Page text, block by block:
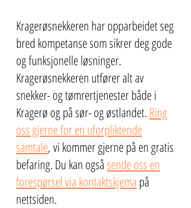
Kragerøsnekkeren har opparbeidet seg
bred kompetanse som sikrer deg gode
og funksjonelle løsninger.
Kragerøsnekkeren utfører alt av
snekker- og tømrertjenester både i
Kragerø og på sør- og østlandet. Ring
oss gjerne for en uforpliktende
samtale, vi kommer gjerne på en gratis
befaring. Du kan ogsåsende oss en
forespørsel via kontaktskjema på
nettsiden.